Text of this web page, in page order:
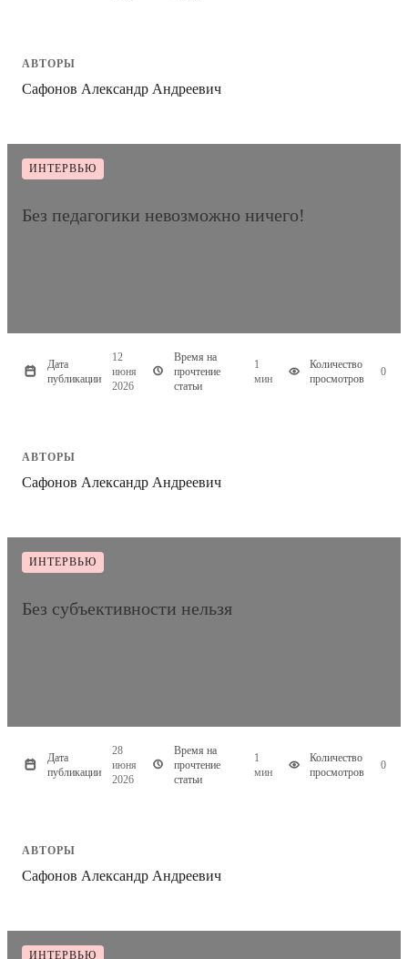
АВТОРЫ
Сафонов Александр Андреевич
ИНТЕРВЬЮ
Без педагогики невозможно ничего!
Дата
публикации
12
июня
2026
Время на
прочтение
статьи
1
мин
Количество
просмотров
0
АВТОРЫ
Сафонов Александр Андреевич
ИНТЕРВЬЮ
Без субъективности нельзя
Дата
публикации
28
июня
2026
Время на
прочтение
статьи
1
мин
Количество
просмотров
0
АВТОРЫ
Сафонов Александр Андреевич
ИНТЕРВЬЮ